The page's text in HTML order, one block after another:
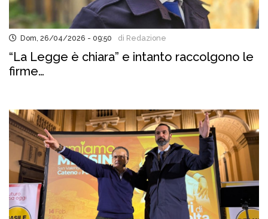
Dom, 26/04/2026 - 09:50 di Redazione
“La Legge è chiara” e intanto raccolgono le
firme…